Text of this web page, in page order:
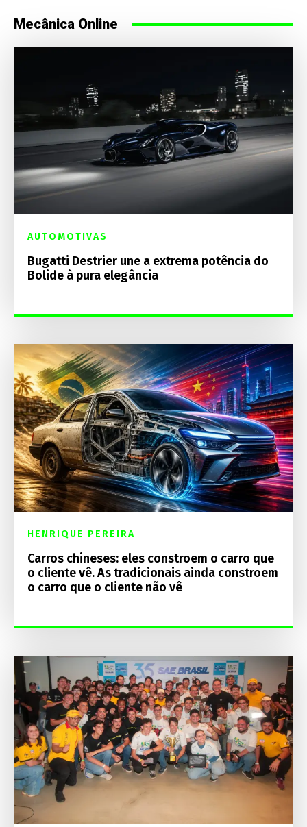
Mecânica Online
AUTOMOTIVAS
Bugatti Destrier une a extrema potência do
Bolide à pura elegância
HENRIQUE PEREIRA
Carros chineses: eles constroem o carro que
o cliente vê. As tradicionais ainda constroem
o carro que o cliente não vê